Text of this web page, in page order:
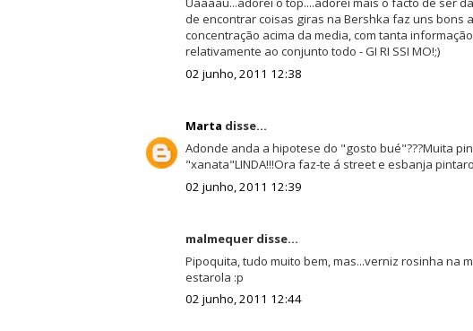
de encontrar coisas giras na Bershka faz uns bons
concentração acima da media, com tanta
relativamente ao conjunto todo - GI RI SSI MO!;)
02 junho, 2011 12:38
Marta disse...
Adonde anda a hipotese do "gosto bué"???Muita
"xanata"LINDA!!!Ora faz-te á street e esbanja
02 junho, 2011 12:39
malmequer disse...
Pipoquita, tudo muito bem, mas...verniz rosinha na
estarola :p
02 junho, 2011 12:44